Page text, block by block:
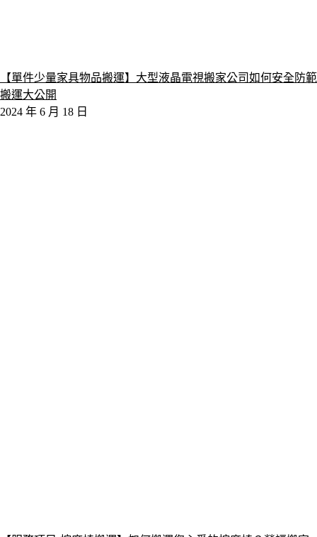
【單件少量家具物品搬運】大型液晶電視搬家公司如何安全防範
搬運大公開
2024 年 6 月 18 日